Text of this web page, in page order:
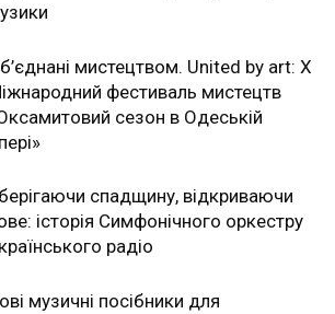
мистецтвом. United by art: Х
фестиваль мистецтв
сезон в Одеській
спадщину, відкриваючи
історія Симфонічного оркестру
радіо
музичні посібники для